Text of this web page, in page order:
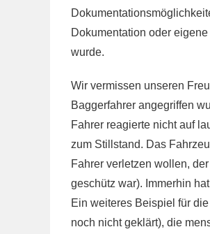
Dokumentation oder
wurde.
Wir vermissen unseren
Baggerfahrer angegriffen
Fahrer reagierte nicht auf
zum Stillstand. Das
Fahrer verletzen wollen,
geschütz war). Immerhin
Ein weiteres Beispiel für
noch nicht geklärt), die